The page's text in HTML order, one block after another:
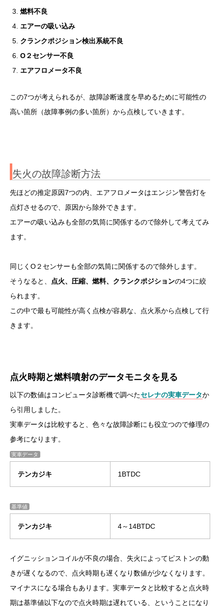
燃料不良
エアーの吸い込み
クランクポジション検出系統不良
O２センサー不良
エアフロメータ不良
この7つが考えられるが、故障診断速度を早めるために可能性の
高い箇所（故障事例の多い箇所）から点検していきます。
失火の故障診断方法
先ほどの推定原因7つの内、エアフロメータはエンジン警告灯を
点灯させるので、原因から除外できます。
エアーの吸い込みも全部の気筒に関係するので除外して考えてみ
ます。
同じくO２センサーも全部の気筒に関係するので除外します。
そうなると、 点火、圧縮、燃料、クランクポジションの4つに絞
られます。
この中で最も可能性が高く点検が容易な、点火系から点検して行
きます。
点火時期と燃料噴射のデータモニタを見る
以下の数値はコンピュータ診断機で調べたセレナの実車データか
ら引用しました。
実車データは比較すると、色々な故障診断にも役立つので修理の
参考になります。
実車データ
テンカジキ 1BTDC
基準値
テンカジキ 4～14BTDC
イグニッションコイルが不良の場合、失火によってピストンの動
きが遅くなるので、点火時期も遅くなり数値が少なくなります。
マイナスになる場合もあります。 実車データと比較すると点火時
期は基準値以下なので点火時期は遅れている、ということになり